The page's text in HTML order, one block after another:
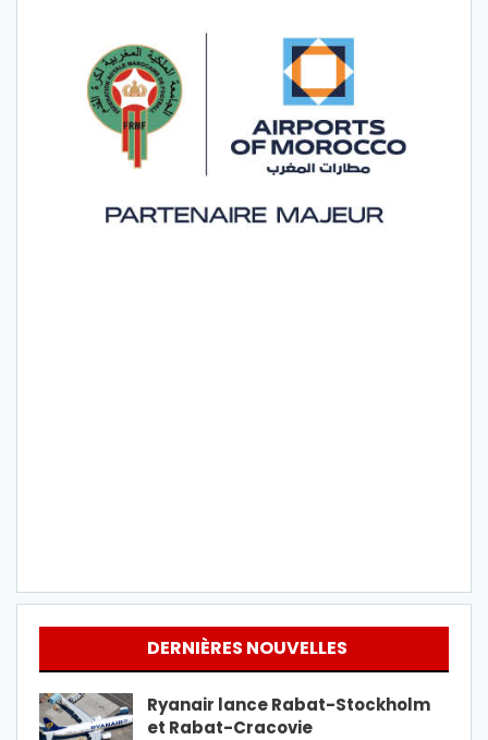
DERNIÈRES NOUVELLES
Ryanair lance Rabat-Stockholm
et Rabat-Cracovie